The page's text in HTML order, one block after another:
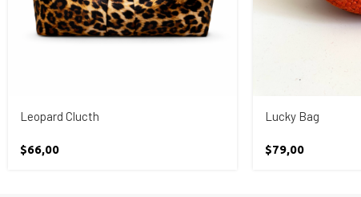
Leopard Clucth
$66,00
Lucky Bag
$79,00